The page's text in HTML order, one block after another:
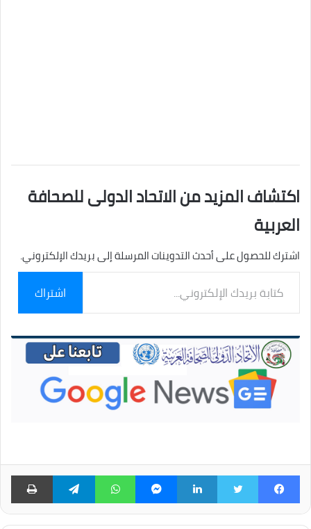
اكتشاف المزيد من الاتحاد الدولى للصحافة
العربية
اشترك للحصول على أحدث التدوينات المرسلة إلى بريدك الإلكتروني.
بريدك
الإلكتروني...
اشتراك
فيسبوك لينكدإن ماسنجر واتساب تيلقرام